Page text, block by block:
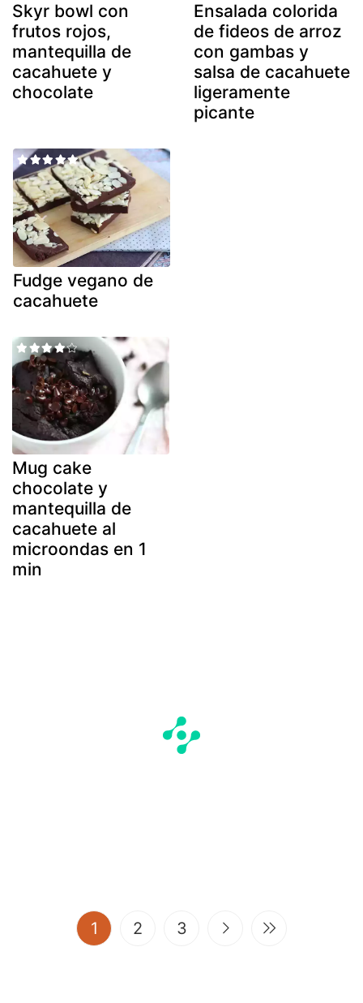
Skyr bowl con
frutos rojos,
mantequilla de
cacahuete y
chocolate
Ensalada colorida
de fideos de arroz
con gambas y
salsa de cacahuete
ligeramente
picante
Fudge vegano de
cacahuete
Mug cake
chocolate y
mantequilla de
cacahuete al
microondas en 1
min
1 (current)
2 3